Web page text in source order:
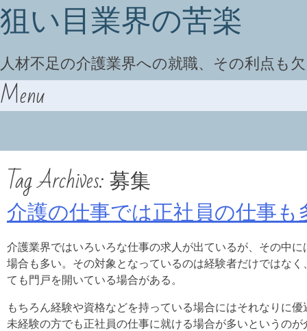
狙い目業界の苦楽
人材不足の介護業界への就職、その利点も
Menu
Tag Archives: 募集
介護の仕事では正社員の仕事も
介護業界ではいろいろな仕事の求人が出ているが、その中
場合も多い。その対象となっているのは経験者だけではな
ても門戸を開いている場合がある。
もちろん経験や資格などを持っている場合にはそれなりに
未経験の方でも正社員の仕事に就ける場合が多いというの